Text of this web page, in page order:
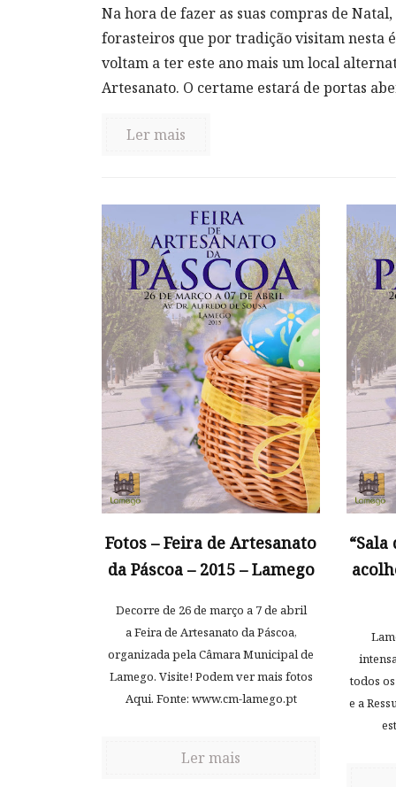
Na hora de fazer as suas compras de Natal,
forasteiros que por tradição visitam nesta
voltam a ter este ano mais um local
Artesanato. O certame estará de portas
Ler mais
Fotos – Feira de Artesanato
da Páscoa – 2015 – Lamego
Decorre de 26 de março a 7 de abril
a Feira de Artesanato da Páscoa,
organizada pela Câmara Municipal de
Lamego. Visite! Podem ver mais fotos
Aqui. Fonte: www.cm-lamego.pt
Ler mais
todos
e a